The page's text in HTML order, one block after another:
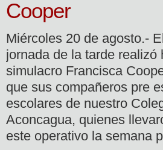
Cooper
Miércoles 20 de agosto.-
jornada de la tarde realizó
simulacro Francisca
que sus compañeros pre
escolares de nuestro
Aconcagua, quienes
este operativo la semana